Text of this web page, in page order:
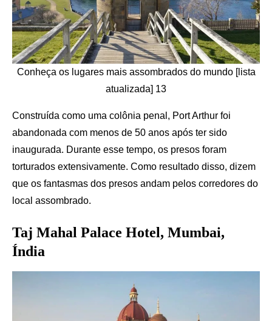
Conheça os lugares mais assombrados do mundo [lista
atualizada] 13
Construída como uma colônia penal, Port Arthur foi
abandonada com menos de 50 anos após ter sido
inaugurada. Durante esse tempo, os presos foram
torturados extensivamente. Como resultado disso, dizem
que os fantasmas dos presos andam pelos corredores do
local assombrado.
Taj Mahal Palace Hotel, Mumbai,
Índia